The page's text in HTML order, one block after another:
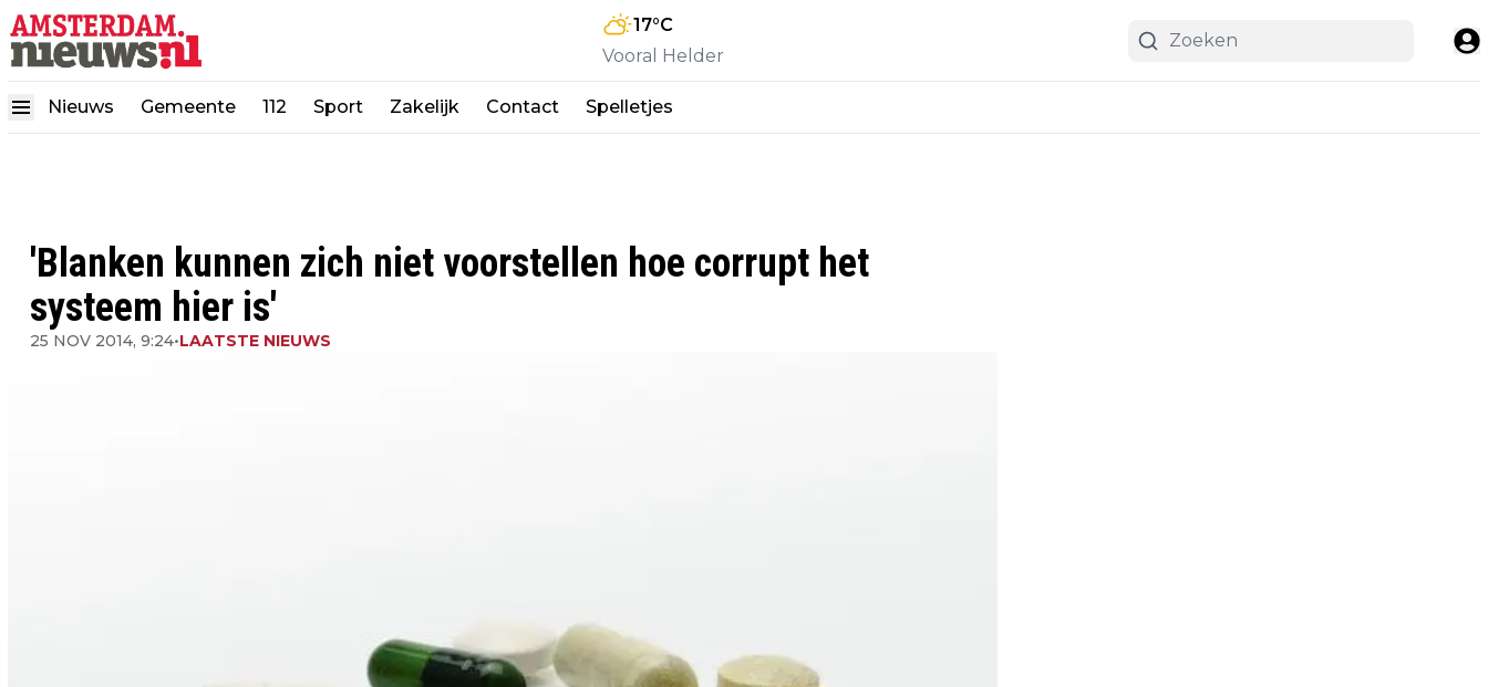
17°C
Vooral Helder
Nieuws Gemeente 112 Sport Zakelijk Contact Spelletjes
'Blanken kunnen zich niet voorstellen hoe corrupt het
systeem hier is'
25 NOV 2014, 9:24•LAATSTE NIEUWS